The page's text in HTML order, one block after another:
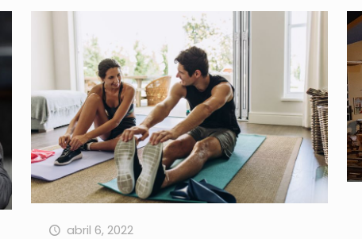
abril 6, 2022